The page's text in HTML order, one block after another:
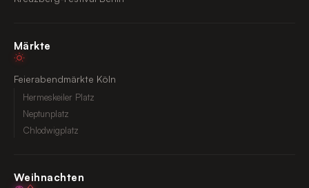
Märkte
Feierabendmärkte Köln
Hermeskeiler Platz
Neptunplatz
Chlodwigplatz
Weihnachten